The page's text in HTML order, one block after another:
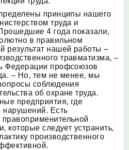
принципы нашего
труда и
4 года показали,
в правильном
результат нашей работы –
травматизма, –
Федерации профсоюзов
– Но, тем не менее, мы
соблюдения
об охране труда.
предприятия, где
нарушений. Есть
которые следует устранить,
производственного